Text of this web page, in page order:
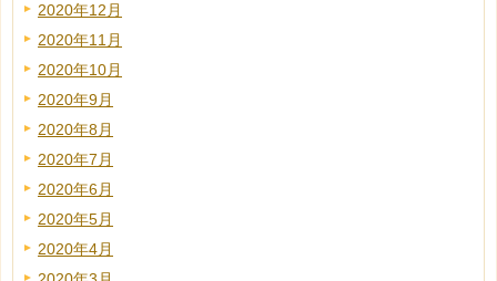
2020年12月
2020年11月
2020年10月
2020年9月
2020年8月
2020年7月
2020年6月
2020年5月
2020年4月